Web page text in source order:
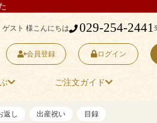
ゲスト 様こんにちは 029-254-2441
会員登録 ログイン
ご注文ガイド
返し 出産祝い 目録